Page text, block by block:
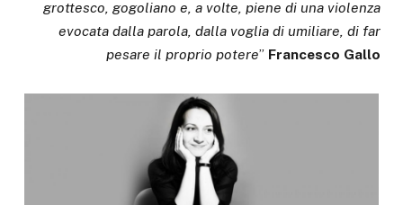
grottesco, gogoliano e, a volte, piene di una violenza
evocata dalla parola, dalla voglia di umiliare, di far
pesare il proprio potere” Francesco Gallo